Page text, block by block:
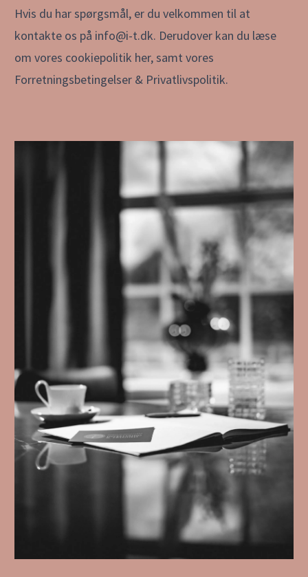
Hvis du har spørgsmål, er du velkommen til at
kontakte os på info@i-t.dk. Derudover kan du læse
om vores cookiepolitik her, samt vores
Forretningsbetingelser & Privatlivspolitik.